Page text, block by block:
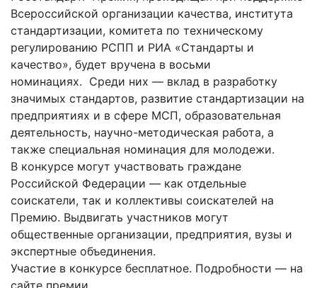
Всероссийской организации качества, института
стандартизации, комитета по техническому
регулированию РСПП и РИА «Стандарты и
качество», будет вручена в восьми
номинациях. Среди них — вклад в разработку
значимых стандартов, развитие стандартизации на
предприятиях и в сфере МСП, образовательная
деятельность, научно-методическая работа, а
также специальная номинация для молодежи.
В конкурсе могут участвовать граждане
Российской Федерации — как отдельные
соискатели, так и коллективы соискателей на
Премию. Выдвигать участников могут
общественные организации, предприятия, вузы и
экспертные объединения.
Участие в конкурсе бесплатное. Подробности — на
сайте премии.